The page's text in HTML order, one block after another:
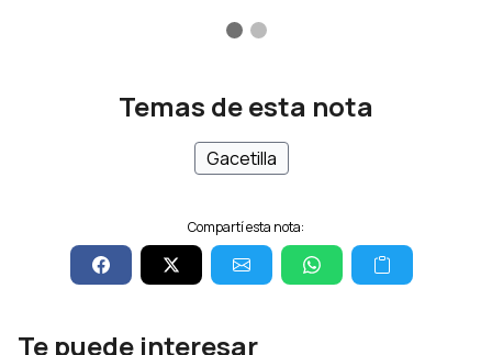
Temas de esta nota
Gacetilla
Compartí esta nota:
Te puede interesar